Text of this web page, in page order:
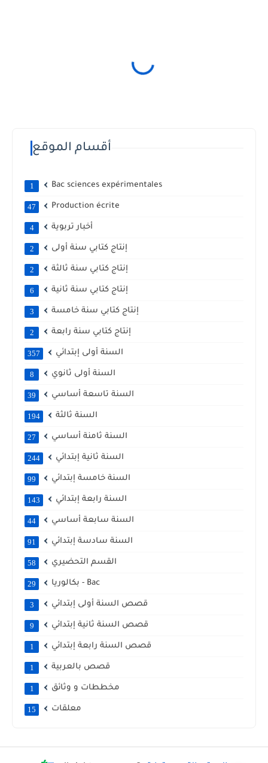
أقسام الموقع
Bac sciences expérimentales
1
Production écrite
47
أخبار تربوية 4
إنتاج كتابي سنة أولى 2
إنتاج كتابي سنة ثالثة 2
إنتاج كتابي سنة ثانية 6
إنتاج كتابي سنة خامسة 3
إنتاج كتابي سنة رابعة 2
السنة أولى إبتدائي 357
السنة أولى ثانوي 8
السنة تاسعة أساسي 39
السنة ثالثة 194
السنة ثامنة أساسي 27
السنة ثانية إبتدائي 244
السنة خامسة إبتدائي 99
السنة رابعة إبتدائي 143
السنة سابعة أساسي 44
السنة سادسة إبتدائي 91
القسم التحضيري 58
بكالوريا - Bac 29
قصص السنة أولى إبتدائي 3
قصص السنة ثانية إبتدائي 9
قصص السنة رابعة إبتدائي 1
قصص بالعربية 1
مخططات و وثائق 1
معلقات 15